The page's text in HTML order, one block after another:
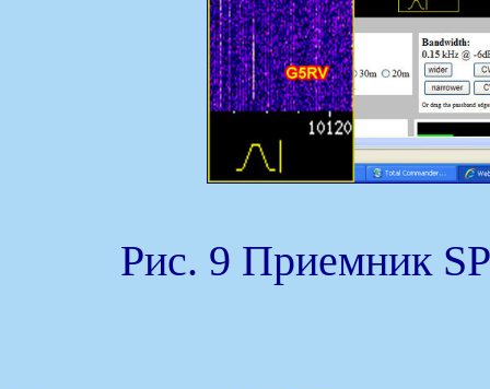
Рис. 9 Приемник